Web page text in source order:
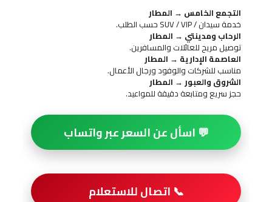
التجمع الخامس → المطار
خدمة سيدان / SUV / VIP حسب الطلب.
الرحاب ومدينتي → المطار
توصيل مريح للعائلات والمسافرين.
العاصمة الإدارية → المطار
مناسب للشركات والوفود ورجال الأعمال.
الشروق والعبور → المطار
حجز سريع ومتابعة دقيقة للمواعيد.
💬 اسأل عن السعر عبر واتساب
📞 اتصال للاستعلام